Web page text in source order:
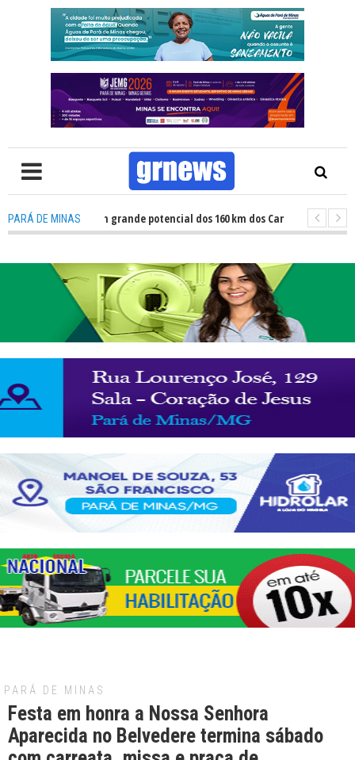
PARÁ DE MINAS
Atletas revelam grande potencial dos 160 km dos Caminhos do Padre
PARÁ DE MINAS
Festa em honra a Nossa Senhora
Aparecida no Belvedere termina sábado